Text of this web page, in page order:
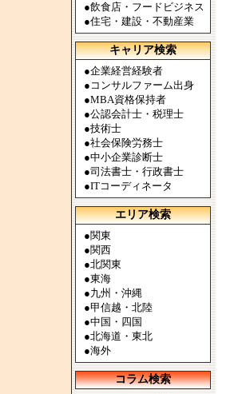
●飲食店・フードビジネス
●住宅・建設・不動産業
キャリア検索
●企業経営経験者
● コンサルファーム出身
●MBA資格保持者
●公認会計士・税理士
●技術士
●社会保険労務士
●中小企業診断士
●司法書士・行政書士
●ITコーディネータ
エリア検索
●関東
●関西
●北関東
●東海
●九州・沖縄
●甲信越・北陸
●中国・四国
●北海道・東北
●海外
コラム検索